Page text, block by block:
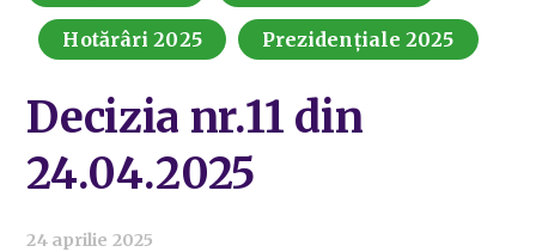
Hotărâri 2025 Prezidențiale 2025
Decizia nr.11 din
24.04.2025
24 aprilie 2025